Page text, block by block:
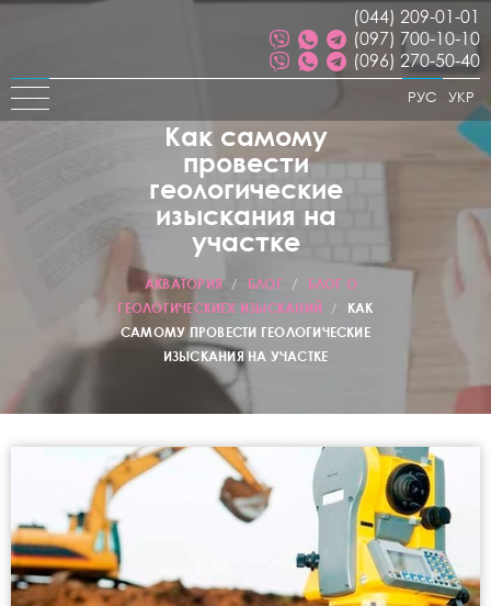
(044) 209-01-01
(097) 700-10-10
(096) 270-50-40
УКР
РУС
Как самому
провести
геологические
изыскания на
участке
АКВАТОРИЯ / БЛОГ /
БЛОГ О
ГЕОЛОГИЧЕСКИЕХ ИЗЫСКАНИЙ
/
КАК
САМОМУ ПРОВЕСТИ ГЕОЛОГИЧЕСКИЕ
ИЗЫСКАНИЯ НА УЧАСТКЕ